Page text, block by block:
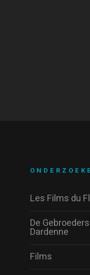
Les Films du
De Gebroeders
Dardenne
Films